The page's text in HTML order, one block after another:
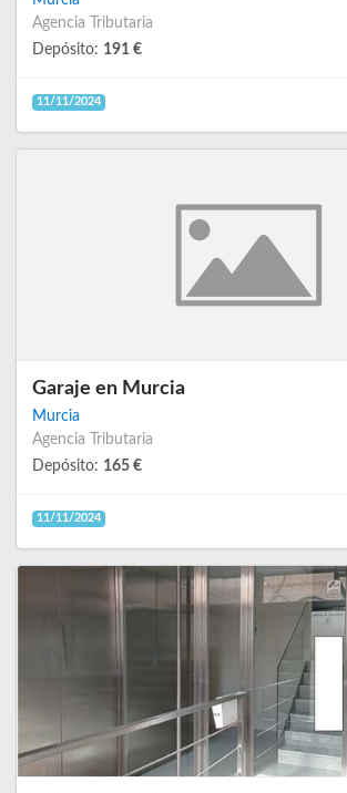
Agencia Tributaria
Depósito: 191 €
11/11/2024
Garaje en Murcia
Murcia
Agencia Tributaria
Depósito: 165 €
11/11/2024